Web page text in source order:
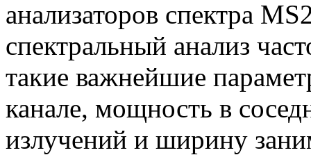
анализаторов спектра
спектральный анализ
такие важнейшие
канале, мощность в
излучений и ширину